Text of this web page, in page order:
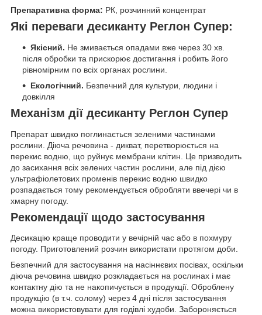
Препаративна форма: РК, розчинний концентрат
Які переваги десиканту Реглон Супер:
Якісний. Не змивається опадами вже через 30 хв.
після обробки та прискорює достигання і робить його
рівномірним по всіх органах рослини.
Екологічний. Безпечний для культури, людини і
довкілля
Механізм дії десиканту Реглон Супер
Препарат швидко поглинається зеленими частинами
рослини. Діюча речовина - дикват, перетворюється на
перекис водню, що руйнує мембрани клітин. Це призводить
до засихання всіх зелених частин рослини, але під дією
ультрафіолетових променів перекис водню швидко
розпадається тому рекомендується обробляти ввечері чи в
хмарну погоду.
Рекомендації щодо застосування
Десикацію краще проводити у вечірній час або в похмуру
погоду. Приготовлений розчин використати протягом доби.
Безпечний для застосування на насіннєвих посівах, оскільки
діюча речовина швидко розкладається на рослинах і має
контактну дію та не накопичується в продукції. Оброблену
продукцію (в т.ч. солому) через 4 дні після застосування
можна використовувати для годівлі худоби. Забороняється